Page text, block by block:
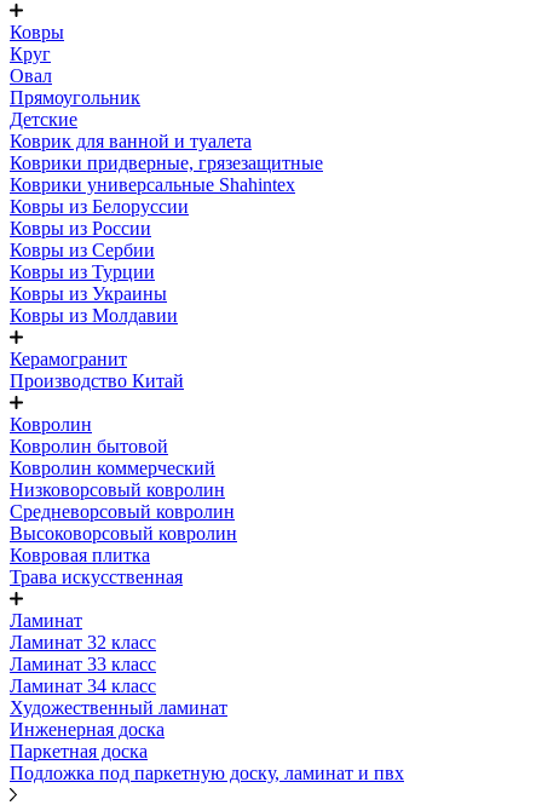
Ковры
Круг
Овал
Прямоугольник
Детские
Коврик для ванной и туалета
Коврики придверные, грязезащитные
Коврики универсальные Shahintex
Ковры из Белоруссии
Ковры из России
Ковры из Сербии
Ковры из Турции
Ковры из Украины
Ковры из Молдавии
Керамогранит
Производство Китай
Ковролин
Ковролин бытовой
Ковролин коммерческий
Низковорсовый ковролин
Средневорсовый ковролин
Высоковорсовый ковролин
Ковровая плитка
Трава искусственная
Ламинат
Ламинат 32 класс
Ламинат 33 класс
Ламинат 34 класс
Художественный ламинат
Инженерная доска
Паркетная доска
Подложка под паркетную доску, ламинат и пвх